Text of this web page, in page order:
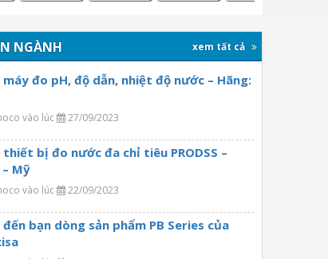
NGÀNH xem tất cả
đo pH, độ dẫn, nhiệt độ nước – Hãng:
vào lúc 27/09/2023
bị đo nước đa chỉ tiêu PRODSS –
– Mỹ
vào lúc 22/09/2023
bạn dòng sản phẩm PB Series của